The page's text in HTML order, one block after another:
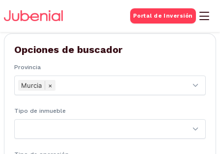
Portal de Inversión
BUSQUEDA DE
Inmuebles
Opciones de buscador
Provincia
Murcia ×
Tipo de inmueble